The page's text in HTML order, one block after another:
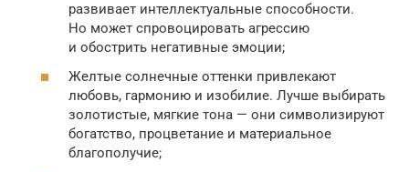
развивает интеллектуальные способности.
Но может спровоцировать агрессию
и обострить негативные эмоции;
Желтые солнечные оттенки привлекают
любовь, гармонию и изобилие. Лучше выбирать
золотистые, мягкие тона — они символизируют
богатство, процветание и материальное
благополучие;